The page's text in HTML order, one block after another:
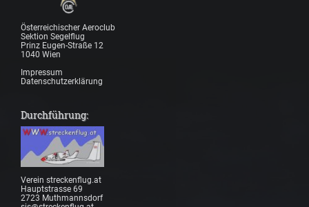
Österreichischer Aeroclub
Sektion Segelflug
Prinz Eugen-Straße 12
1040 Wien
Impressum
Datenschutzerklärung
Durchführung:
Verein streckenflug.at
Hauptstrasse 69
2723 Muthmannsdorf